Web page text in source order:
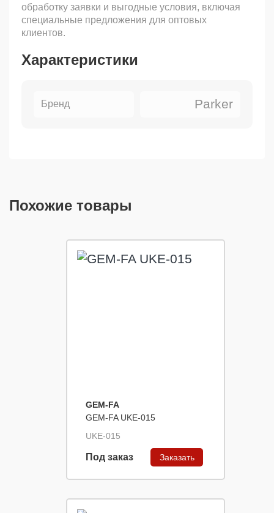
обработку заявки и выгодные условия, включая
специальные предложения для оптовых
клиентов.
Характеристики
Бренд Parker
Похожие товары
GEM-FA
GEM-FA UKE-015
UKE-015
Под заказ Заказать